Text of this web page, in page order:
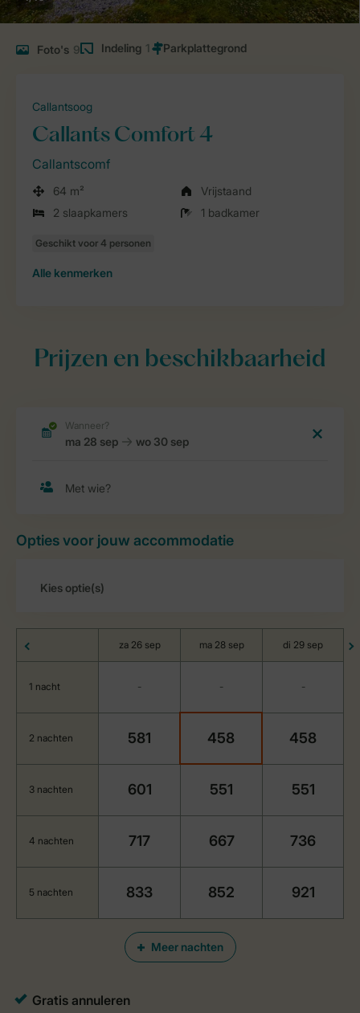
Foto's 9 Indeling 1
Callantsoog
Callants Comfort 4
Callantscomf
64 m²
Vrijstaand
2 slaapkamers
1 badkamer
Alle kenmerken
Prijzen en beschikbaarheid
Opties voor jouw accommodatie
Meer nachten
za 26 sep ma 28 sep di 29 sep
1 nacht - - -
2 nachten 581 458 458
3 nachten 601 551 551
4 nachten 717 667 736
5 nachten 833 852 921